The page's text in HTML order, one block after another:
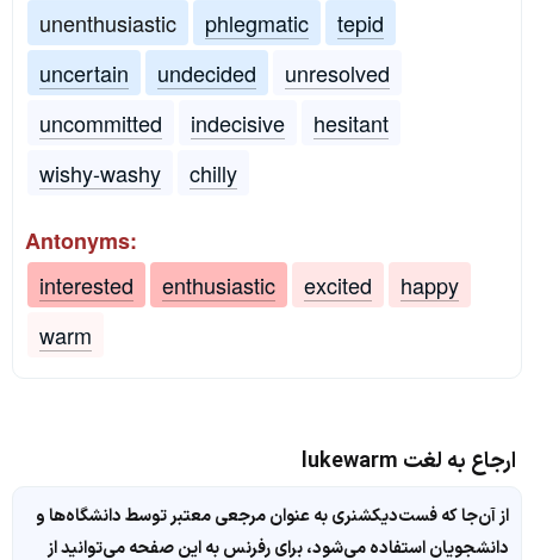
unenthusiastic
phlegmatic
tepid
uncertain
undecided
unresolved
uncommitted
indecisive
hesitant
wishy-washy
chilly
Antonyms:
interested
enthusiastic excited
happy
warm
ارجاع به لغت lukewarm
از آن‌جا که فست‌دیکشنری به عنوان مرجعی معتبر توسط دانشگاه‌ها و
دانشجویان استفاده می‌شود، برای رفرنس به این صفحه می‌توانید از